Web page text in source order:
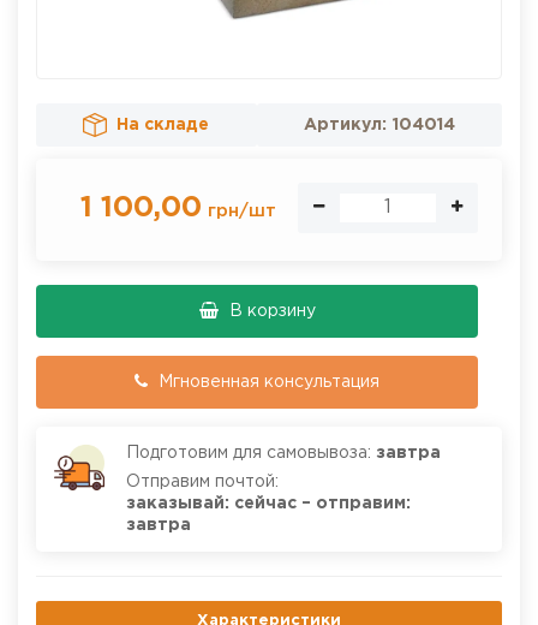
На складе Артикул: 104014
1 100,00 грн/шт
В корзину
Мгновенная консультация
Подготовим для самовывоза: завтра
Отправим почтой:
заказывай: сейчас – отправим:
завтра
Характеристики